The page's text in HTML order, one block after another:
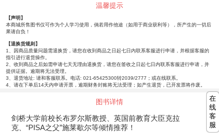
温馨提示
【声明】
本商城所售图书仅可作为个人学习使用，倘若用作他途（如用于商业获利等），所产生的一切后
果请自负！
【退换货规则】
1、因商品质量问题需退换货，请您在收到商品之日起七日内联系客服进行申请，并根据客服的
指引进行退货操作。
2、收到商品之后如需申请七天无理由退换货，请您在签收之日起七日内联系客服进行申请，并
提供证据。逾期将无法受理。
3、退货地址: 请和客服联系。电话: 021-65425300转2039/2777；或在线联系。
4、请在下单后14天内申请开票，逾期财务封账将无法受理；如产生退货，已开发票将作废。
图书详情
剑桥大学前校长布罗尔斯教授、英国前教育大臣克拉
克、“PISA之父”施莱歇尔等倾情推荐！
在
线
客
服